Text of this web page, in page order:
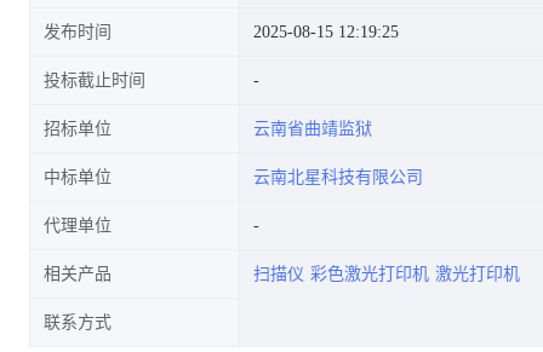
发布时间 2025-08-15 12:19:25
投标截止时间
招标单位 云南省曲靖监狱
中标单位 云南北星科技有限公司
代理单位
相关产品 扫描仪 彩色激光打印机 激光打印机
联系方式